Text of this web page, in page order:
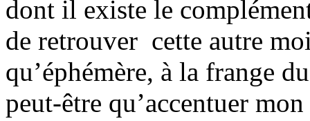
dont il existe le
de retrouver cette autre
qu’éphémère, à la frange
peut-être qu’accentuer